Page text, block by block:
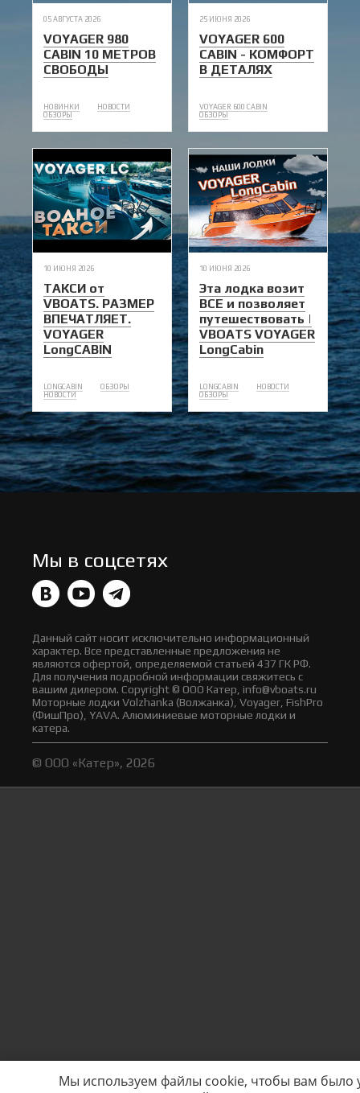
05 АВГУСТА 2026
VOYAGER 980
CABIN 10 МЕТРОВ
СВОБОДЫ
НОВИНКИ
НОВОСТИ
ОБЗОРЫ
25 ИЮНЯ 2026
VOYAGER 600
CABIN - КОМФОРТ
В ДЕТАЛЯХ
VOYAGER 600 CABIN
ОБЗОРЫ
10 ИЮНЯ 2026
ТАКСИ от
VBOATS. РАЗМЕР
ВПЕЧАТЛЯЕТ.
VOYAGER
LongCABIN
LONGCABIN
ОБЗОРЫ
НОВОСТИ
10 ИЮНЯ 2026
Эта лодка возит
ВСЕ и позволяет
путешествовать |
VBOATS VOYAGER
LongCabin
LONGCABIN
НОВОСТИ
ОБЗОРЫ
Мы в соцсетях
Данный сайт носит исключительно информационный
характер. Все представленные предложения не
являются офертой, определяемой статьей 437 ГК РФ.
Для получения подробной информации свяжитесь с
вашим дилером. Copyright © ООО Катер, info@vboats.ru
Моторные лодки Volzhanka (Волжанка), Voyager, FishPro
(ФишПро), YAVA. Алюминиевые моторные лодки и
катера.
© ООО «Катер», 2026
Мы используем файлы cookie, чтобы вам было